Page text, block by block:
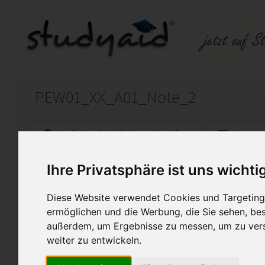
Ihre Privatsphäre ist uns
Diese Website verwendet Cookies und
ermöglichen und die Werbung, die Sie sehen,
außerdem, um Ergebnisse zu messen, um zu
weiter zu entwickeln.
PEW01_XX_A01_Note_2
Auf StudyAid.de verkaufen
Startseite Sonstiges
Note 2 - inkl. Anmerkungen
Ich biete hier meine selbst
genannte ESA an. Diese
bewertet. Bitte verwenden